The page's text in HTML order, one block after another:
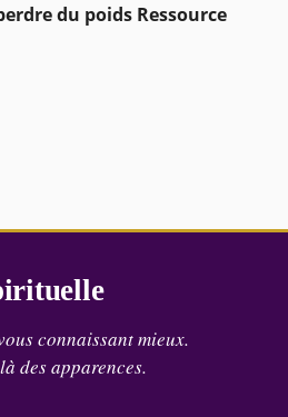
du poids Ressource
connaissant mieux.
des apparences.